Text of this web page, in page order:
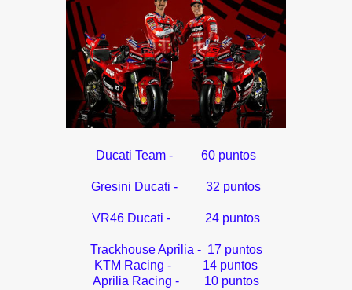
Ducati Team - 60 puntos
Gresini Ducati - 32 puntos
VR46 Ducati - 24 puntos
Trackhouse Aprilia - 17 puntos
KTM Racing - 14 puntos
Aprilia Racing - 10 puntos